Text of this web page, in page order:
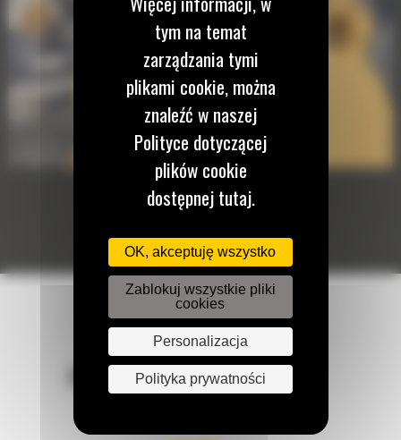
POZOSTAŃMY W KONTAKCIE
tym na temat
zarządzania tymi
plikami cookie, można
znaleźć w naszej
Polityce dotyczącej
plików cookie
dostępnej tutaj.
OK, akceptuję wszystko
Zablokuj wszystkie pliki
cookies
Personalizacja
Polityka prywatności